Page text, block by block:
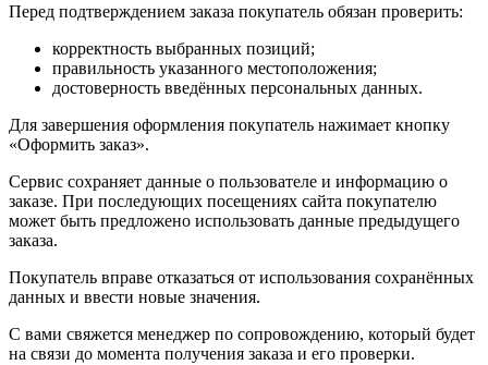
Перед подтверждением заказа покупатель обязан проверить:
корректность выбранных позиций;
правильность указанного местоположения;
достоверность введённых персональных данных.
Для завершения оформления покупатель нажимает кнопку
«Оформить заказ».
Сервис сохраняет данные о пользователе и информацию о
заказе. При последующих посещениях сайта покупателю
может быть предложено использовать данные предыдущего
заказа.
Покупатель вправе отказаться от использования сохранённых
данных и ввести новые значения.
С вами свяжется менеджер по сопровождению, который будет
на связи до момента получения заказа и его проверки.